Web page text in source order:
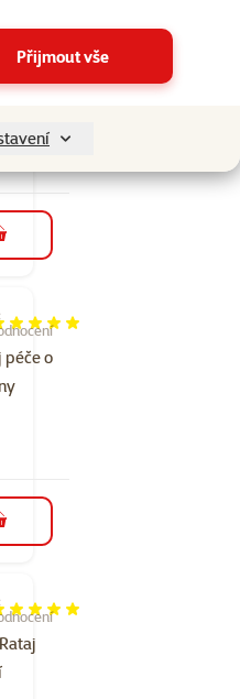
Přijmout vše
o
počet hodnocení: 1
košíku
péče o
počet hodnocení: 1
košíku
počet hodnocení: 1